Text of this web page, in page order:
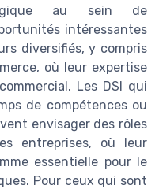
au sein de
intéressantes
diversifiés, y compris
où leur expertise
Les DSI qui
de compétences ou
envisager des rôles
entreprises, où leur
essentielle pour le
Pour ceux qui sont